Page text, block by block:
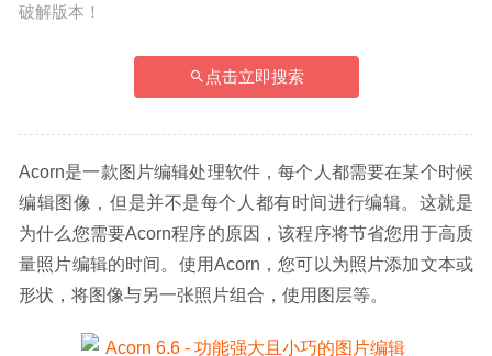
破解版本！
点击立即搜索
Acorn是一款图片编辑处理软件，每个人都需要在某个时候
编辑图像，但是并不是每个人都有时间进行编辑。这就是
为什么您需要Acorn程序的原因，该程序将节省您用于高质
量照片编辑的时间。使用Acorn，您可以为照片添加文本或
形状，将图像与另一张照片组合，使用图层等。